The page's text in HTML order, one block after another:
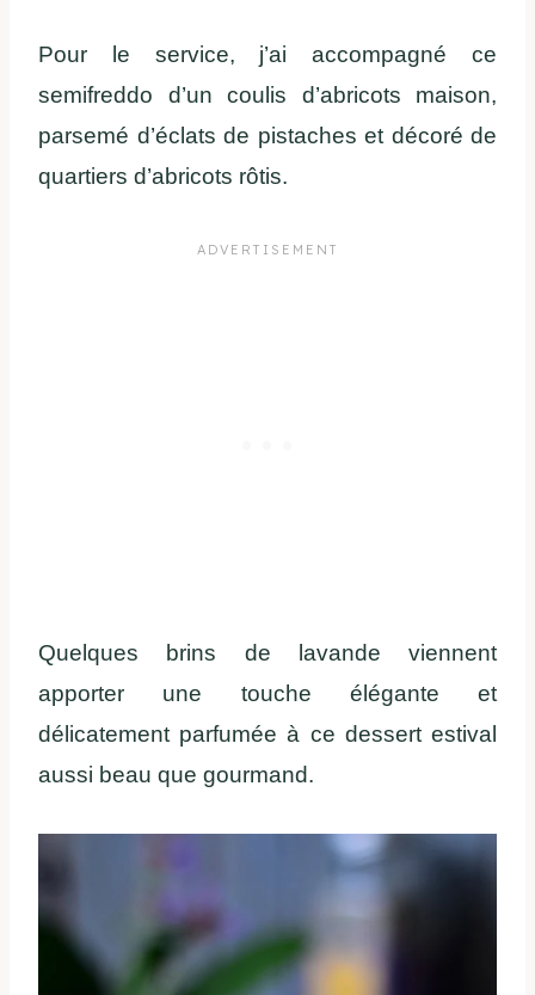
Pour le service, j’ai accompagné ce
semifreddo d’un coulis d’abricots maison,
parsemé d’éclats de pistaches et décoré de
quartiers d’abricots rôtis.
Quelques brins de lavande viennent
apporter une touche élégante et
délicatement parfumée à ce dessert estival
aussi beau que gourmand.